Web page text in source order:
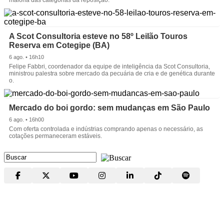
A Scot Consultoria esteve no 58º Leilão Touros
Reserva em Cotegipe (BA)
6 ago. • 16h10
Felipe Fabbri, coordenador da equipe de inteligência da Scot Consultoria,
ministrou palestra sobre mercado da pecuária de cria e de genética durante
o.
Mercado do boi gordo: sem mudanças em São Paulo
6 ago. • 16h00
Com oferta controlada e indústrias comprando apenas o necessário, as
cotações permaneceram estáveis.